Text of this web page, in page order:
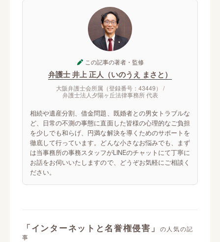
この記事の著者・監修
弁護士 井上 正人（いのうえ まさと）
大阪弁護士会所属（登録番号：43449） /
弁護士法人夕陽ヶ丘法律事務所 代表
相続や遺産分割、借金問題、既婚者との男女トラブルな
ど、日常の不測の事態に直面した皆様の心理的なご負担
を少しでも和らげ、円満な解決を導くためのサポートを
徹底して行っています。どんな小さなお悩みでも、まず
は当事務所の事務スタッフがLINEのチャットにて丁寧に
お話をお伺いいたしますので、どうぞお気軽にご相談く
ださい。
「インターネットと名誉権侵害」
の人気の記
事